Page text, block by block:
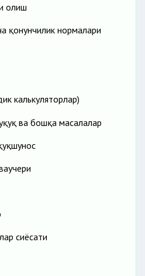
олиш
қонунчилик нормалари
калькуляторлар)
ва бошқа масалалар
сиёсати